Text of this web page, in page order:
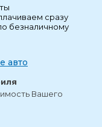
сразу
безналичному
авто
Вашего